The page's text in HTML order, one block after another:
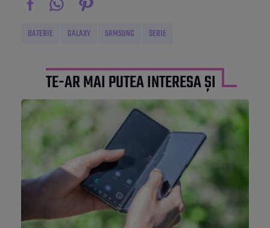
BATERIE GALAXY SAMSUNG SERIE
TE-AR MAI PUTEA INTERESA ȘI